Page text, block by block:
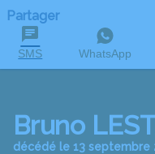
Partager
SMS WhatsApp
Bruno
décédé le 13 septembre